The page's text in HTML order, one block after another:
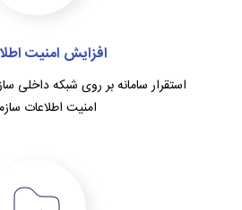
افزایش امنیت
استقرار سامانه بر روی شبکه داخلی
امنیت اطلاعات